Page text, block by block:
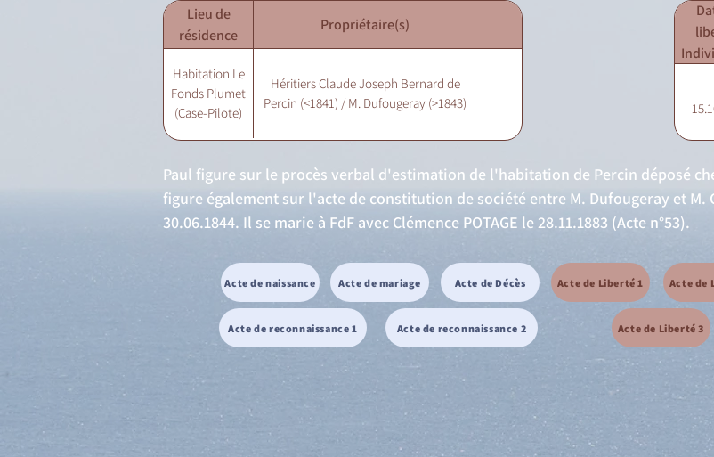
Lieu de
résidence
Propriétaire(s)
Habitation Le
Fonds Plumet
(Case-Pilote)
Héritiers Claude Joseph Bernard de
Percin (<1841) / M. Dufougeray (>1843)
Paul figure sur le procès verbal d'estimation de l'habitation de Percin déposé
figure également sur l'acte de constitution de société entre M. Dufougeray et M.
30.06.1844. Il se marie à FdF avec Clémence POTAGE le 28.11.1883 (Acte n°53).
Acte de naissance Acte de mariage Acte de Décès
Acte de reconnaissance 1 Acte de reconnaissance 2
Acte de Liberté 1 Acte de
Acte de Liberté 3